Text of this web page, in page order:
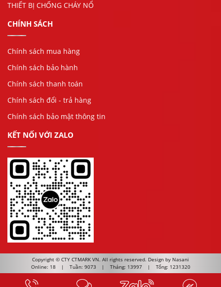
THIẾT BỊ CHỐNG CHÁY NỔ
CHÍNH SÁCH
Chính sách mua hàng
Chính sách bảo hành
Chính sách thanh toán
Chính sách đổi - trả hàng
Chính sách bảo mật thông tin
KẾT NỐI VỚI ZALO
Copyright © CTY CTMARK VN. All rights reserved. Design by Nasani
Online: 18
| Tuần: 9073 | Tháng: 13997 | Tổng: 1231320